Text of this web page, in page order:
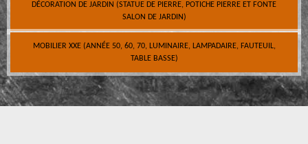
DÉCORATION DE JARDIN (STATUE DE PIERRE, POTICHE PIERRE ET FONTE
SALON DE JARDIN)
MOBILIER XXE (ANNÉE 50, 60, 70, LUMINAIRE, LAMPADAIRE, FAUTEUIL,
TABLE BASSE)